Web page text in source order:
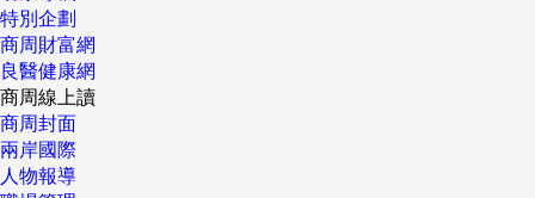
特別企劃
商周財富網
良醫健康網
商周線上讀
商周封面
兩岸國際
人物報導